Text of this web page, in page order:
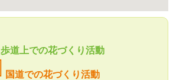
歩道上での花づくり活動
国道での花づくり活動